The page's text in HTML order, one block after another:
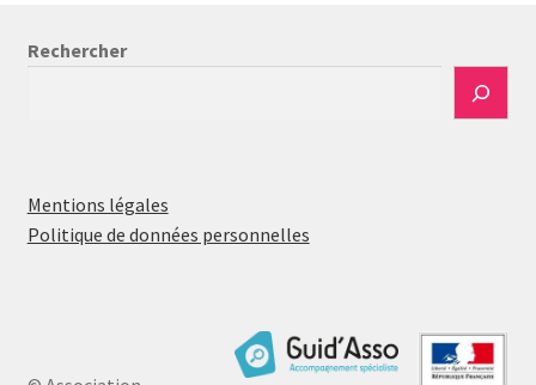
Rechercher
Mentions légales
Politique de données personnelles